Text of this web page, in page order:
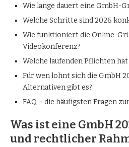
Wie lange dauert eine GmbH-
Welche Schritte sind 2026
Wie funktioniert die Online-
Videokonferenz?
Welche laufenden Pflichten hat
Für wen lohnt sich die GmbH
Alternativen gibt es?
FAQ – die häufigsten Fragen
Was ist eine GmbH
und rechtlicher